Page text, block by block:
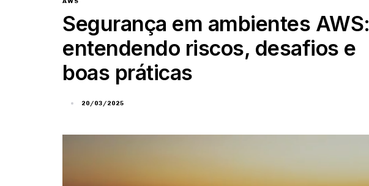
Segurança em ambientes AWS:
entendendo riscos, desafios e
boas práticas
20/03/2025